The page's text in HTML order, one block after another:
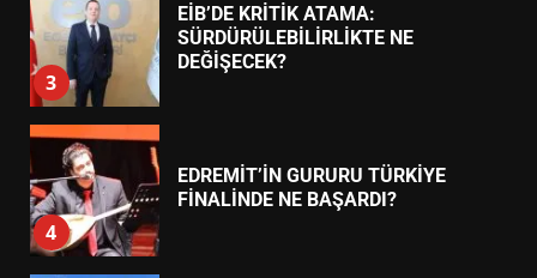
3
EİB’DE KRİTİK ATAMA:
SÜRDÜRÜLEBİLİRLİKTE NE
DEĞİŞECEK?
4
EDREMİT’İN GURURU TÜRKİYE
FİNALİNDE NE BAŞARDI?